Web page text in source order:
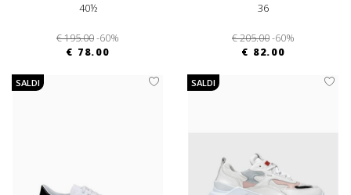
40½
€ 195.00-60%
€ 78.00
36
€ 205.00-60%
€ 82.00
SALDI SALDI